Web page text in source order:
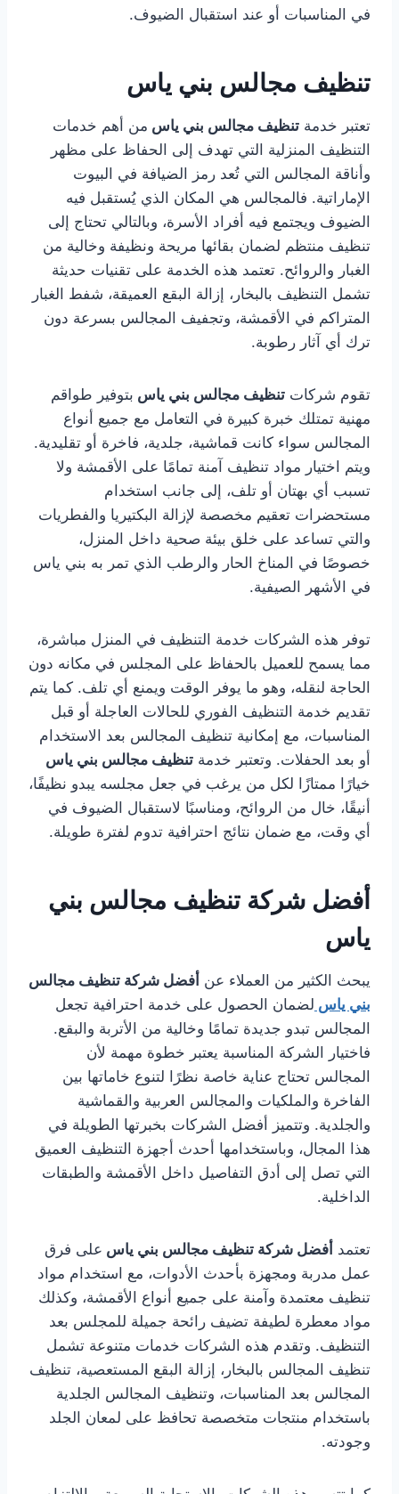
في المناسبات أو عند استقبال الضيوف.
تنظيف مجالس بني ياس
تعتبر خدمة تنظيف مجالس بني ياس من أهم خدمات
التنظيف المنزلية التي تهدف إلى الحفاظ على مظهر
وأناقة المجالس التي تُعد رمز الضيافة في البيوت
الإماراتية. فالمجالس هي المكان الذي يُستقبل فيه
الضيوف ويجتمع فيه أفراد الأسرة، وبالتالي تحتاج إلى
تنظيف منتظم لضمان بقائها مريحة ونظيفة وخالية من
الغبار والروائح. تعتمد هذه الخدمة على تقنيات حديثة
تشمل التنظيف بالبخار، إزالة البقع العميقة، شفط الغبار
المتراكم في الأقمشة، وتجفيف المجالس بسرعة دون
ترك أي آثار رطوبة.
تقوم شركات تنظيف مجالس بني ياس بتوفير طواقم
مهنية تمتلك خبرة كبيرة في التعامل مع جميع أنواع
المجالس سواء كانت قماشية، جلدية، فاخرة أو تقليدية.
ويتم اختيار مواد تنظيف آمنة تمامًا على الأقمشة ولا
تسبب أي بهتان أو تلف، إلى جانب استخدام
مستحضرات تعقيم مخصصة لإزالة البكتيريا والفطريات
والتي تساعد على خلق بيئة صحية داخل المنزل،
خصوصًا في المناخ الحار والرطب الذي تمر به بني ياس
في الأشهر الصيفية.
توفر هذه الشركات خدمة التنظيف في المنزل مباشرة،
مما يسمح للعميل بالحفاظ على المجلس في مكانه دون
الحاجة لنقله، وهو ما يوفر الوقت ويمنع أي تلف. كما يتم
تقديم خدمة التنظيف الفوري للحالات العاجلة أو قبل
المناسبات، مع إمكانية تنظيف المجالس بعد الاستخدام
أو بعد الحفلات. وتعتبر خدمة تنظيف مجالس بني ياس
خيارًا ممتازًا لكل من يرغب في جعل مجلسه يبدو نظيفًا،
أنيقًا، خال من الروائح، ومناسبًا لاستقبال الضيوف في
أي وقت، مع ضمان نتائج احترافية تدوم لفترة طويلة.
أفضل شركة تنظيف مجالس بني
ياس
يبحث الكثير من العملاء عن أفضل شركة تنظيف مجالس
بني ياس لضمان الحصول على خدمة احترافية تجعل
المجالس تبدو جديدة تمامًا وخالية من الأتربة والبقع.
فاختيار الشركة المناسبة يعتبر خطوة مهمة لأن
المجالس تحتاج عناية خاصة نظرًا لتنوع خاماتها بين
الفاخرة والملكيات والمجالس العربية والقماشية
والجلدية. وتتميز أفضل الشركات بخبرتها الطويلة في
هذا المجال، وباستخدامها أحدث أجهزة التنظيف العميق
التي تصل إلى أدق التفاصيل داخل الأقمشة والطبقات
الداخلية.
تعتمد أفضل شركة تنظيف مجالس بني ياس على فرق
عمل مدربة ومجهزة بأحدث الأدوات، مع استخدام مواد
تنظيف معتمدة وآمنة على جميع أنواع الأقمشة، وكذلك
مواد معطرة لطيفة تضيف رائحة جميلة للمجلس بعد
التنظيف. وتقدم هذه الشركات خدمات متنوعة تشمل
تنظيف المجالس بالبخار، إزالة البقع المستعصية، تنظيف
المجالس بعد المناسبات، وتنظيف المجالس الجلدية
باستخدام منتجات متخصصة تحافظ على لمعان الجلد
وجودته.